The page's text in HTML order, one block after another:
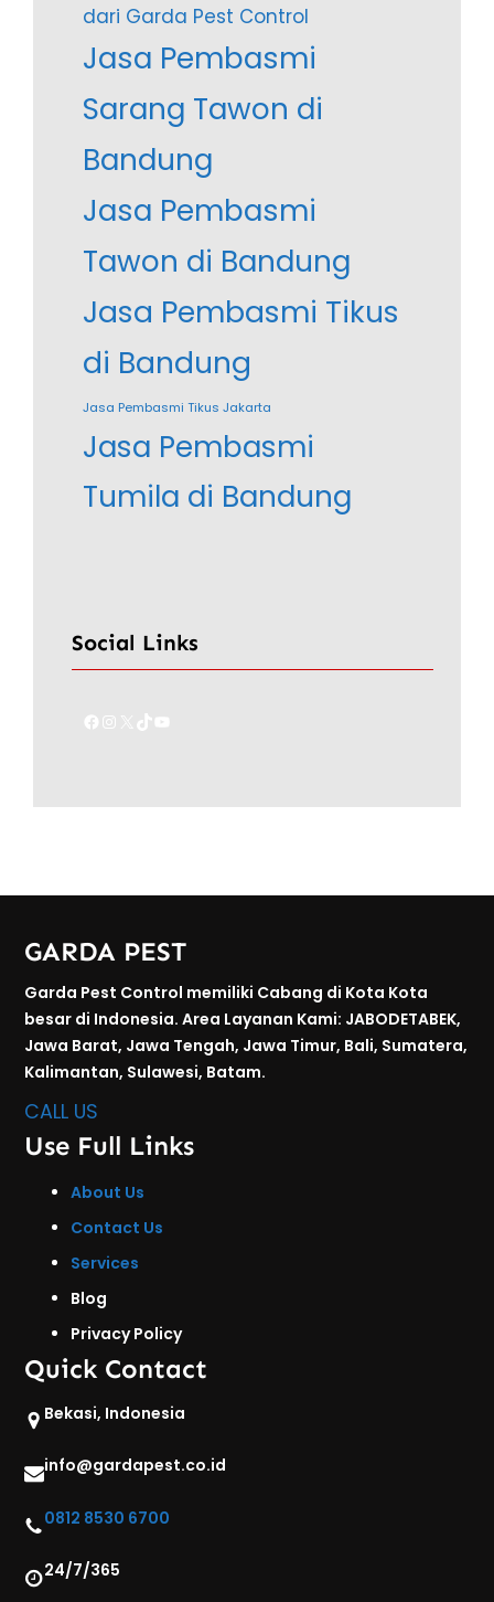
dari Garda Pest Control
Jasa Pembasmi
Sarang Tawon di
Bandung
Jasa Pembasmi
Tawon di Bandung
Jasa Pembasmi Tikus
di Bandung
Jasa Pembasmi Tikus Jakarta
Jasa Pembasmi
Tumila di Bandung
Social Links
Facebook Instagram TikTok YouTube
GARDA PEST
Garda Pest Control memiliki Cabang di Kota Kota
besar di Indonesia. Area Layanan Kami: JABODETABEK,
Jawa Barat, Jawa Tengah, Jawa Timur, Bali, Sumatera,
Kalimantan, Sulawesi, Batam.
CALL US
Use Full Links
About Us
Contact Us
Services
Blog
Privacy Policy
Quick Contact
Bekasi, Indonesia
info@gardapest.co.id
0812 8530 6700
24/7/365